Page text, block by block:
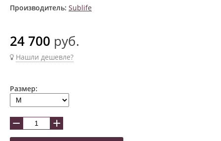
Производитель: Sublife
24 700 руб.
Нашли дешевле?
Размер:
− +